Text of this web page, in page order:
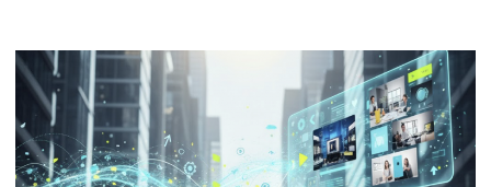
Video
marketing
para
startups:
estrategias